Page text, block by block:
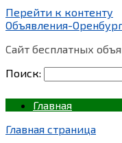
Перейти к контенту
Объявления-
Сайт бесплатных
Поиск:
Главная
Главная страница